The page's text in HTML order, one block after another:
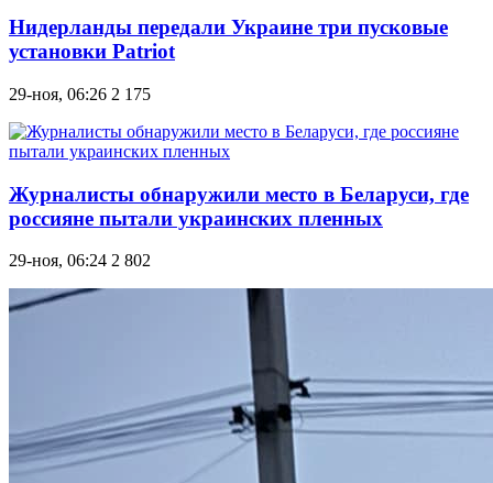
Нидерланды передали Украине три пусковые
установки Patriot
29-ноя, 06:26 2 175
Журналисты обнаружили место в Беларуси, где
россияне пытали украинских пленных
29-ноя, 06:24 2 802